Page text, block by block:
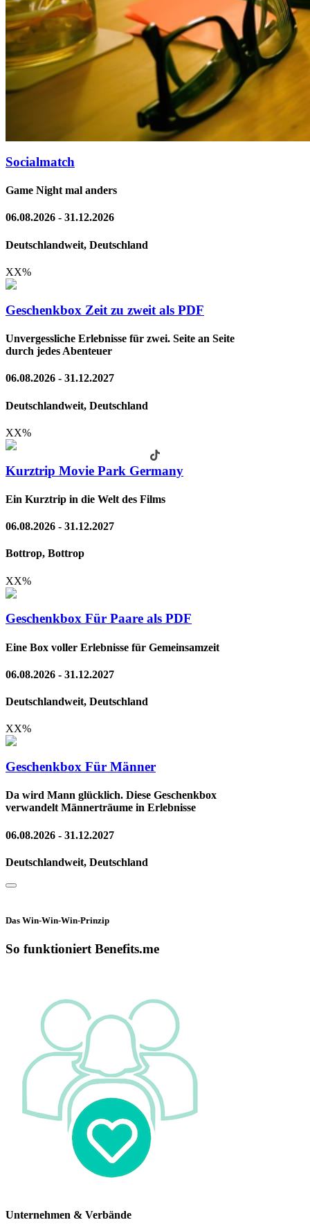
Socialmatch
Game Night mal anders
06.08.2026 - 31.12.2026
Deutschlandweit, Deutschland
XX%
Geschenkbox Zeit zu zweit als PDF
Unvergessliche Erlebnisse für zwei. Seite an Seite
durch jedes Abenteuer
06.08.2026 - 31.12.2027
Deutschlandweit, Deutschland
XX%
Kurztrip Movie Park Germany
Ein Kurztrip in die Welt des Films
06.08.2026 - 31.12.2027
Bottrop, Bottrop
XX%
Geschenkbox Für Paare als PDF
Eine Box voller Erlebnisse für Gemeinsamzeit
06.08.2026 - 31.12.2027
Deutschlandweit, Deutschland
XX%
Geschenkbox Für Männer
Da wird Mann glücklich. Diese Geschenkbox
verwandelt Männerträume in Erlebnisse
06.08.2026 - 31.12.2027
Deutschlandweit, Deutschland
Das Win-Win-Win-Prinzip
So funktioniert Benefits.me
Unternehmen & Verbände